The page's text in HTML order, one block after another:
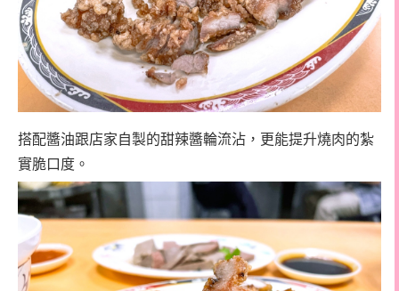
搭配醬油跟店家自製的甜辣醬輪流沾，更能提升燒肉的紮
實脆口度。